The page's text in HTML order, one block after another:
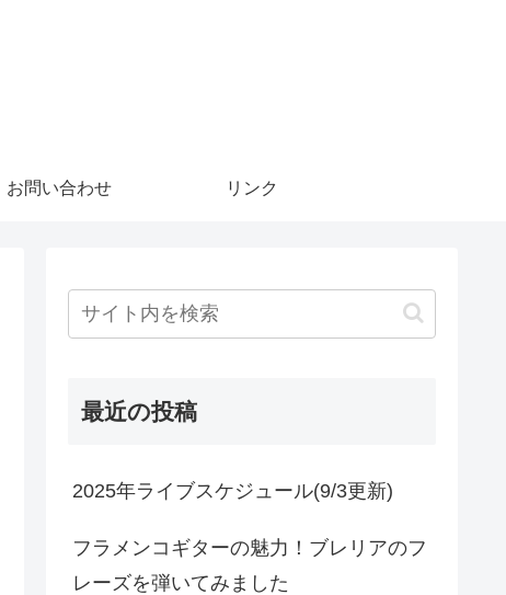
お問い合わせ リンク
最近の投稿
2025年ライブスケジュール(9/3更新)
フラメンコギターの魅力！ブレリアのフ
レーズを弾いてみました